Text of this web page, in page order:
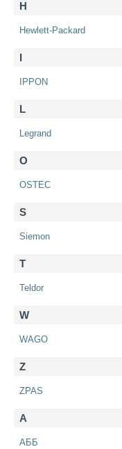
H
Hewlett-Packard
I
IPPON
L
Legrand
O
OSTEC
S
Siemon
T
Teldor
W
WAGO
Z
ZPAS
А
АББ